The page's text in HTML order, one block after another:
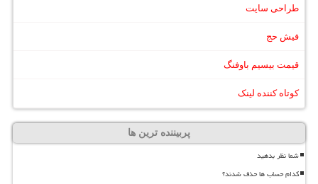
طراحی سایت
فیش حج
قیمت بیسیم باوفنگ
کوتاه کننده لینک
پربیننده ترین ها
شما نظر بدهید
کدام حساب ها حذف شدند؟